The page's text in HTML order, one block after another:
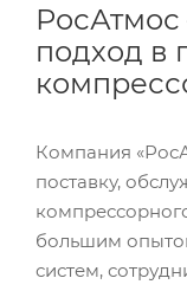
подход в
Компания
поставку,
большим
систем,